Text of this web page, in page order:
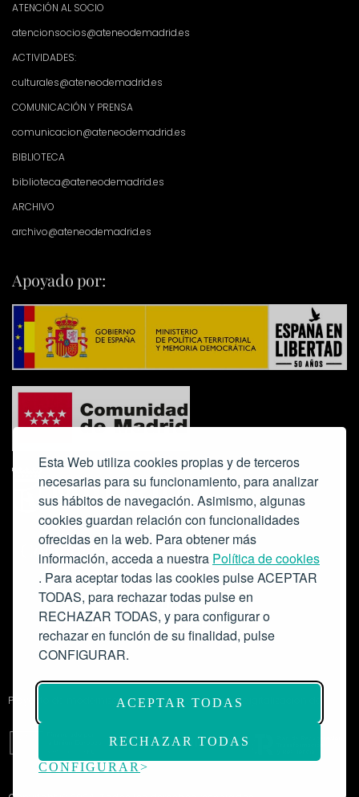
Esta Web utiliza cookies propias y de terceros
necesarias para su funcionamiento, para analizar
sus hábitos de navegación. Asimismo, algunas
cookies guardan relación con funcionalidades
ofrecidas en la web. Para obtener más
información, acceda a nuestra Política de cookies
. Para aceptar todas las cookies pulse ACEPTAR
TODAS, para rechazar todas pulse en
RECHAZAR TODAS, y para configurar o
rechazar en función de su finalidad, pulse
CONFIGURAR.
ACEPTAR TODAS
RECHAZAR TODAS
CONFIGURAR
ATENCIÓN AL SOCIO
atencionsocios@ateneodemadrid.es
ACTIVIDADES:
culturales@ateneodemadrid.es
COMUNICACIÓN Y PRENSA
comunicacion@ateneodemadrid.es
BIBLIOTECA
biblioteca@ateneodemadrid.es
ARCHIVO
archivo@ateneodemadrid.es
Apoyado por:
Colabora:
Proyecto de modernización de infraestructuras y digitalización del
Salón de Actos del Ateneo de Madrid como espacio escénico-musical.
Subvención: 175.000€